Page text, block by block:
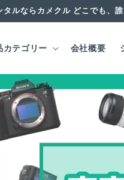
タルならカメクル どこでも、
カテゴリー 会社概要